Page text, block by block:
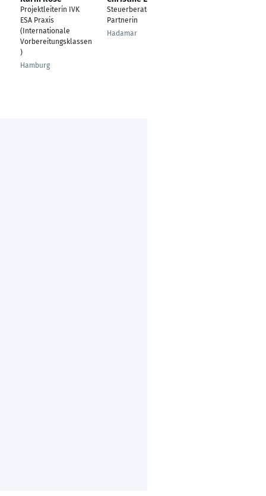
Projektleiterin IVK
ESA Praxis
(Internationale
Vorbereitungsklassen
)
Hamburg
Steuerberaterin -
Partnerin
Hadamar